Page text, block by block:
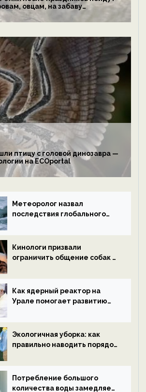
овцам, на забаву
львам и леопардам — новости
ECOportal
птицу с головой динозавра —
на ECOportal
Метеоролог назвал
последствия глобального
ECOportal
Кинологи призвали
ограничить общение собак с
ECOportal
Как ядерный реактор на
Урале помогает развитию
ECOportal
Экологичная уборка: как
правильно наводить порядок
Потребление большого
количества воды замедляет